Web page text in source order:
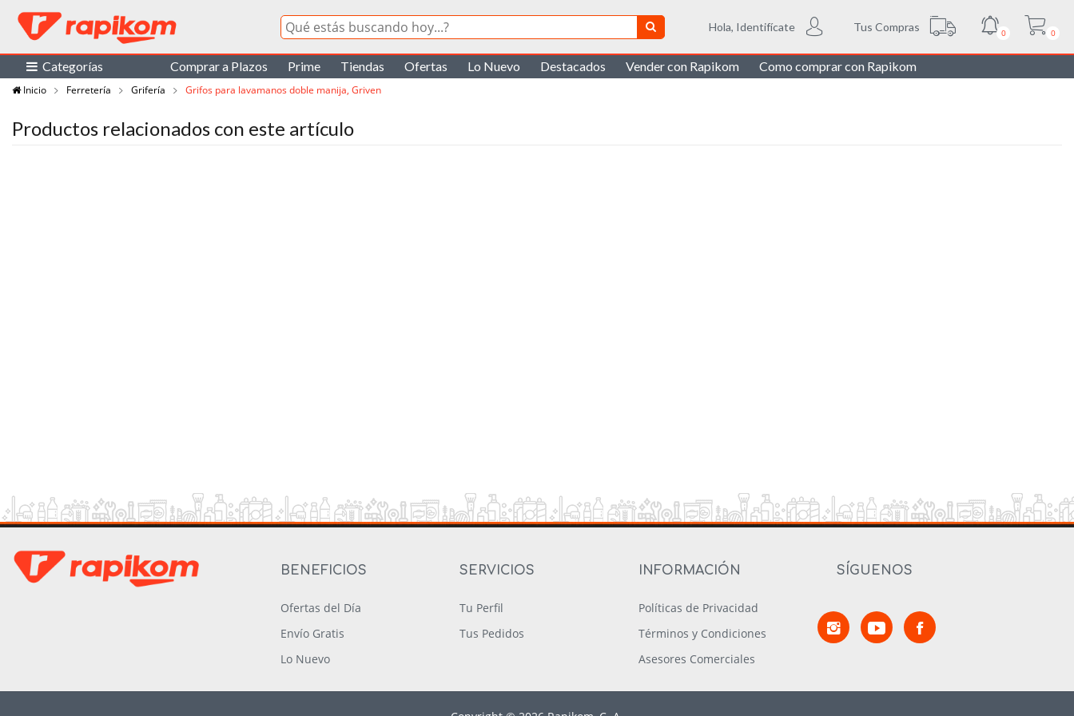
Hola, Identifícate Tus Compras 0 0
Categorías Comprar a Plazos Prime Tiendas Ofertas Lo Nuevo Destacados Vender con Rapikom Como comprar con Rapikom
Inicio Ferretería Grifería Grifos para lavamanos doble manija, Griven
Productos relacionados con este artículo
BENEFICIOS
Ofertas del Día
Envío Gratis
Lo Nuevo
SERVICIOS
Tu Perfil
Tus Pedidos
INFORMACIÓN
Políticas de Privacidad
Términos y Condiciones
Asesores Comerciales
SÍGUENOS